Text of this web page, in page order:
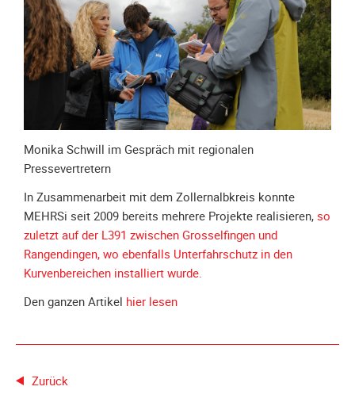
Galerie
2016
Galerie
2015
Galerie
2014
2013
2012
Galerie
2011
Galerie
2008
Monika Schwill im Gespräch mit regionalen
Pressevertretern
In Zusammenarbeit mit dem Zollernalbkreis konnte
MEHRSi seit 2009 bereits mehrere Projekte realisieren, so
zuletzt auf der L391 zwischen Grosselfingen und
Rangendingen, wo ebenfalls Unterfahrschutz in den
Kurvenbereichen installiert wurde.
Den ganzen Artikel hier lesen
Zurück